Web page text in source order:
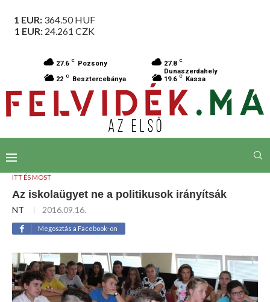
1 EUR: 364.50HUF
1 EUR: 24.261 CZK
27.6 C Pozsony 27.8 C
Dunaszerdahely
22 C Besztercebánya 19.6 C Kassa
ITT ÉS MOST
Az iskolaügyet ne a politikusok irányítsák
NT 2016.09.16.
Megosztás a Facebook-on